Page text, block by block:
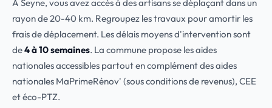
À Seyne, vous avez accès à des artisans se déplaçant dans un
rayon de 20-40 km. Regroupez les travaux pour amortir les
frais de déplacement. Les délais moyens d'intervention sont
de4 à 10 semaines. La commune propose les aides
nationales accessibles partout en complément des aides
nationales MaPrimeRénov' (sous conditions de revenus), CEE
et éco-PTZ.